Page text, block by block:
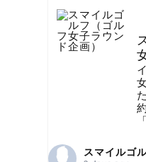
スマイルゴ